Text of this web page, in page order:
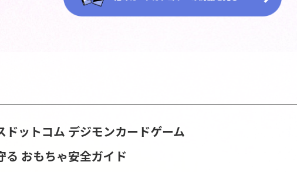
ドットコム デジモンカードゲーム
る おもちゃ安全ガイド